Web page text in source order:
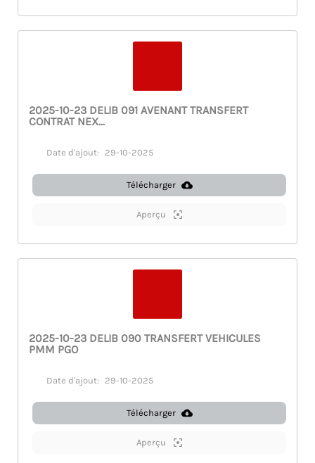
2025-10-23 DELIB 091 AVENANT TRANSFERT
CONTRAT NEX...
Date d'ajout: 29-10-2025
Télécharger
Aperçu
2025-10-23 DELIB 090 TRANSFERT VEHICULES
PMM PGO
Date d'ajout: 29-10-2025
Télécharger
Aperçu